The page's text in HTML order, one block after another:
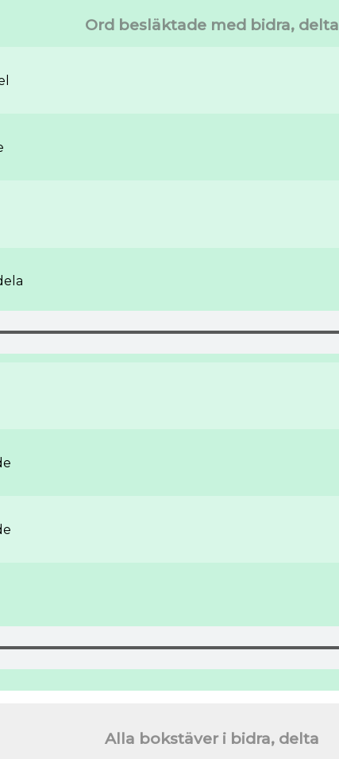
Ord besläktade med bidra, delta
Alla bokstäver i bidra, delta